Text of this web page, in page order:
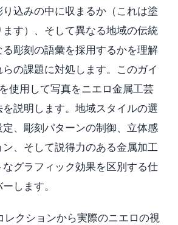
込みの中に収まるか（これは塗
す）、そして異なる地域の伝統
彫刻の語彙を採用するかを理解
の課題に対処します。このガイ
使用して写真をニエロ金属工芸
説明します。地域スタイルの選
、彫刻パターンの制御、立体感
、そして説得力のある金属加工
グラフィック効果を区別する仕
します。
レクションから実際のニエロの視